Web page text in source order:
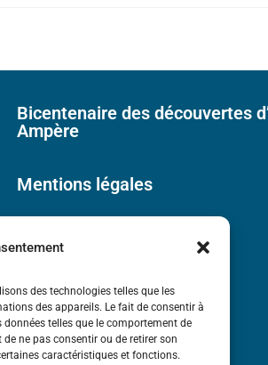
des technologies telles que les
des appareils. Le fait de consentir à
telles que le comportement de
ne pas consentir ou de retirer son
caractéristiques et fonctions.
Bicentenaire des découvertes
Ampère
Mentions légales